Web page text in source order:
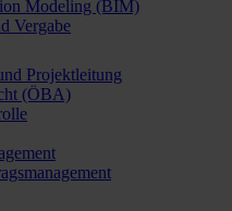
Modeling (BIM)
Vergabe
Projektleitung
(ÖBA)